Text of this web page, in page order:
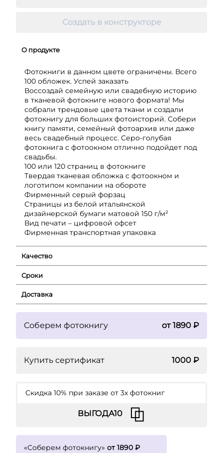
Создать в конструкторе
О продукте
Фотокниги в данном цвете ограничены. Всего
100 обложек. Успей заказать
Воссоздай семейную или свадебную историю
в тканевой фотокниге нового формата! Мы
собрали трендовые цвета ткани и создали
фотокнигу для больших фотоисторий. Собери
книгу памяти, семейный фотоархив или даже
весь свадебный процесс. Серо-голубая
фотокнига с фотоокном отлично подойдет под
свадьбы.
100 или 120 страниц в фотокниге
Твердая тканевая обложка с фотоокном и
логотипом компании на обороте
Фирменный серый форзац
Страницы из белой итальянской
дизайнерской бумаги матовой 150 г/м²
Вид печати – цифровой офсет
Фирменная транспортная упаковка
Качество
Сроки
Доставка
Соберем фотокнигу от 1890 ₽
Купить сертификат 1000 ₽
Скидка 10% при заказе от 3х фотокниг
«Соберем фотокнигу» от 1890 ₽